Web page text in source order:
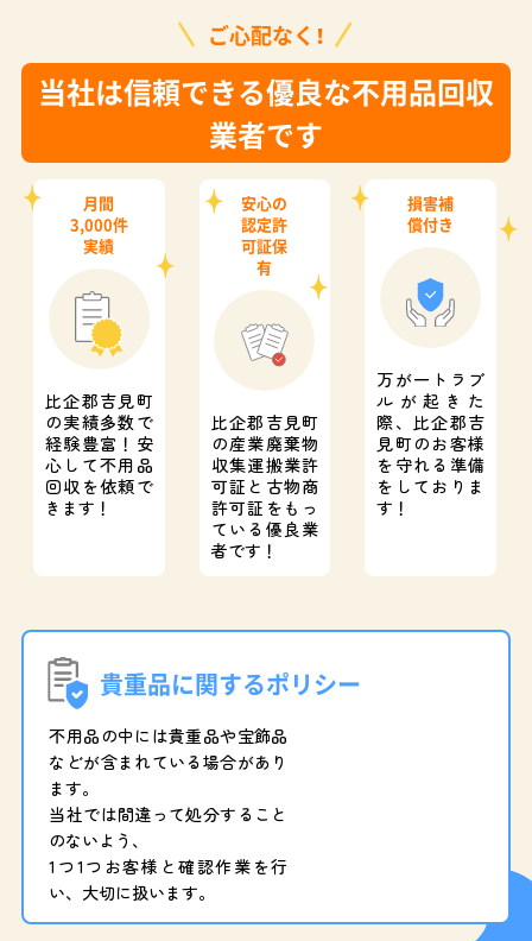
ご心配なく！
当社は信頼できる優良な不用品回収
業者です
月間
3,000件
実績
比企郡吉見町
の実績多数で
経験豊富！ 安
心して不用品
回収を依頼で
きます！
安心の
認定許
可証保
有
比企郡吉見町
の産業廃棄物
収集運搬業許
可証と 古物商
許可証をもっ
ている優良業
者です！
損害補
償付き
万が一トラブ
ルが起きた
際、 比企郡吉
見町のお客様
を守れる準備
をしておりま
す！
貴重品に関するポリシー
不用品の中には貴重品や宝飾品
などが含まれている場合があり
ます。
当社では間違って処分すること
のないよう、
1つ1つお客様と確認作業を行
い、大切に扱います。